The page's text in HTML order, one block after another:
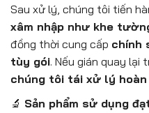
Sau xử lý, chúng tôi tiến
xâm nhập như khe
đồng thời cung cấp chính
tùy gói. Nếu gián quay lại
chúng tôi tái xử lý hoàn
🔬 Sản phẩm sử dụng